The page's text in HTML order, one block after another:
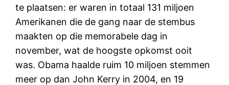
te plaatsen: er waren in totaal 131 miljoen
Amerikanen die de gang naar de stembus
maakten op die memorabele dag in
november, wat de hoogste opkomst ooit
was. Obama haalde ruim 10 miljoen stemmen
meer op dan John Kerry in 2004, en 19